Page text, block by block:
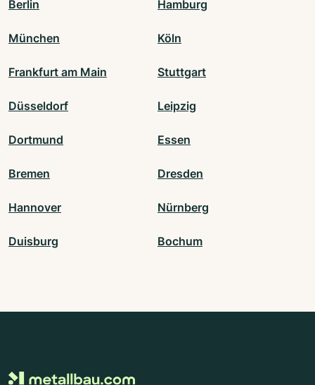
Berlin Hamburg
München Köln
Frankfurt am Main Stuttgart
Düsseldorf Leipzig
Dortmund Essen
Bremen Dresden
Hannover Nürnberg
Duisburg Bochum